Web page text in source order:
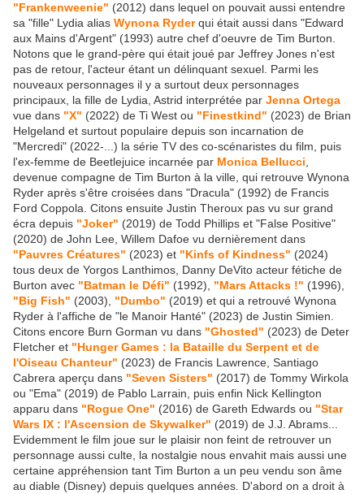
"Frankenweenie" (2012) dans lequel on pouvait aussi entendre
sa "fille" Lydia alias Wynona Ryderqui était aussi dans "Edward
aux Mains d'Argent" (1993) autre chef d'oeuvre de Tim Burton.
Notons que le grand-père qui était joué par Jeffrey Jones n'est
pas de retour, l'acteur étant un délinquant sexuel. Parmi les
nouveaux personnages il y a surtout deux personnages
principaux, la fille de Lydia, Astrid interprétée par Jenna Ortega
vue dans "X" (2022) de Ti West ou "Finestkind" (2023) de Brian
Helgeland et surtout populaire depuis son incarnation de
"Mercredi" (2022-...) la série TV des co-scénaristes du film, puis
l'ex-femme de Beetlejuice incarnée par Monica Bellucci
devenue compagne de Tim Burton à la ville, qui retrouve Wynona
Ryder après s'être croisées dans "Dracula" (1992) de Francis
Ford Coppola. Citons ensuite Justin Theroux pas vu sur grand
écra depuis "Joker" (2019) de Todd Phillips et "False Positive"
(2020) de John Lee, Willem Dafoe vu dernièrement dans
"Pauvres Créatures" (2023) et "Kinfs of Kindness" (2024)
tous deux de Yorgos Lanthimos, Danny DeVito acteur fétiche de
Burton avec "Batman le Défi" (1992), "Mars Attacks !" (1996),
"Big Fish" (2003), "Dumbo" (2019) et qui a retrouvé Wynona
Ryder à l'affiche de "le Manoir Hanté" (2023) de Justin Simien.
Citons encore Burn Gorman vu dans "Ghosted" (2023) de Deter
Fletcher et "Hunger Games : la Bataille du Serpent et de
l'Oiseau Chanteur" (2023) de Francis Lawrence, Santiago
Cabrera aperçu dans "Seven Sisters" (2017) de Tommy Wirkola
ou "Ema" (2019) de Pablo Larrain, puis enfin Nick Kellington
apparu dans "Rogue One" (2016) de Gareth Edwards ou "Star
Wars IX : l'Ascension de Skywalker" (2019) de J.J. Abrams...
Evidemment le film joue sur le plaisir non feint de retrouver un
personnage aussi culte, la nostalgie nous envahit mais aussi une
certaine appréhension tant Tim Burton a un peu vendu son âme
au diable (Disney) depuis quelques années. D'abord on a droit à